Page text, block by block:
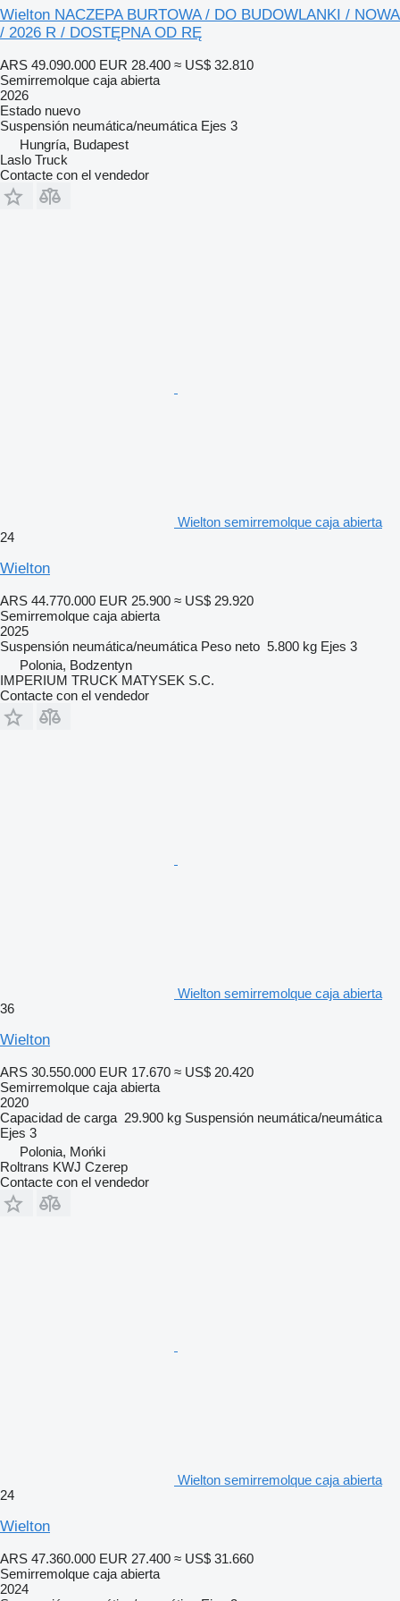
Wielton NACZEPA BURTOWA / DO BUDOWLANKI / NOWA
/ 2026 R / DOSTĘPNA OD RĘ
ARS 49.090.000 EUR 28.400 ≈ US$ 32.810
Semirremolque caja abierta
2026
Estado nuevo
Suspensión neumática/neumática Ejes 3
Hungría, Budapest
Laslo Truck
Contacte con el vendedor
Wielton semirremolque caja abierta
24
Wielton
ARS 44.770.000 EUR 25.900 ≈ US$ 29.920
Semirremolque caja abierta
2025
Suspensión neumática/neumática Peso neto 5.800 kg Ejes 3
Polonia, Bodzentyn
IMPERIUM TRUCK MATYSEK S.C.
Contacte con el vendedor
Wielton semirremolque caja abierta
36
Wielton
ARS 30.550.000 EUR 17.670 ≈ US$ 20.420
Semirremolque caja abierta
2020
Capacidad de carga 29.900 kg Suspensión neumática/neumática
Ejes 3
Polonia, Mońki
Roltrans KWJ Czerep
Contacte con el vendedor
Wielton semirremolque caja abierta
24
Wielton
ARS 47.360.000 EUR 27.400 ≈ US$ 31.660
Semirremolque caja abierta
2024